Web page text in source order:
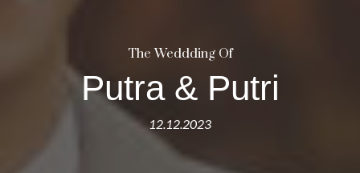
The Weddding Of
Putra & Putri
12.12.2023